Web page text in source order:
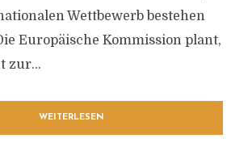
Wettbewerb bestehen
Europäische Kommission plant,
zur...
WEITERLESEN